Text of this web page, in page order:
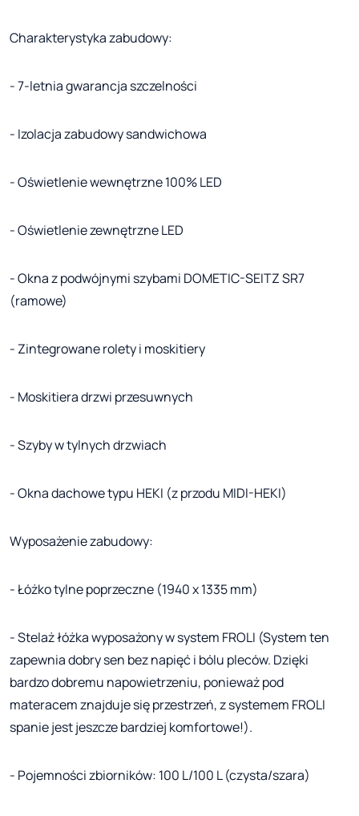
Charakterystyka zabudowy:
- 7-letnia gwarancja szczelności
- Izolacja zabudowy sandwichowa
- Oświetlenie wewnętrzne 100% LED
- Oświetlenie zewnętrzne LED
- Okna z podwójnymi szybami DOMETIC-SEITZ SR7
(ramowe)
- Zintegrowane rolety i moskitiery
- Moskitiera drzwi przesuwnych
- Szyby w tylnych drzwiach
- Okna dachowe typu HEKI (z przodu MIDI-HEKI)
Wyposażenie zabudowy:
- Łóżko tylne poprzeczne (1940 x 1335 mm)
- Stelaż łóżka wyposażony w system FROLI (System ten
zapewnia dobry sen bez napięć i bólu pleców. Dzięki
bardzo dobremu napowietrzeniu, ponieważ pod
materacem znajduje się przestrzeń, z systemem FROLI
spanie jest jeszcze bardziej komfortowe!).
- Pojemności zbiorników: 100 L/100 L (czysta/szara)